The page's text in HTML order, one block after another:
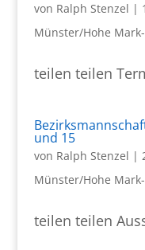
von Ralph Stenzel |
Münster/Hohe Mark-
teilen teilen
und 15
von Ralph Stenzel |
Münster/Hohe Mark-
teilen teilen